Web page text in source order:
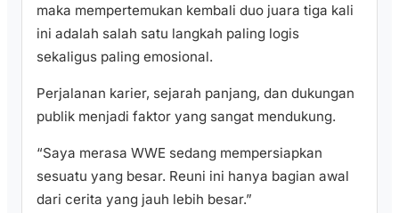
maka mempertemukan kembali duo juara tiga kali
ini adalah salah satu langkah paling logis
sekaligus paling emosional.
Perjalanan karier, sejarah panjang, dan dukungan
publik menjadi faktor yang sangat mendukung.
“Saya merasa WWE sedang mempersiapkan
sesuatu yang besar. Reuni ini hanya bagian awal
dari cerita yang jauh lebih besar.”